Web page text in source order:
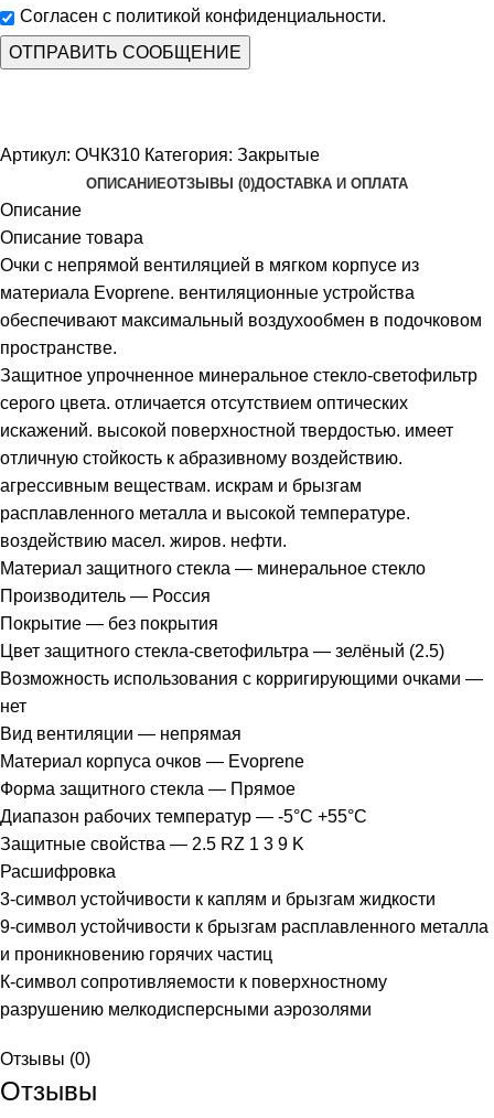
Согласен с политикой конфиденциальности.
Артикул: ОЧК310 Категория: Закрытые
ОПИСАНИЕОТЗЫВЫ (0)ДОСТАВКА И ОПЛАТА
Описание
Описание товара
Очки с непрямой вентиляцией в мягком корпусе из
материала Evoprene. вентиляционные устройства
обеспечивают максимальный воздухообмен в подочковом
пространстве.
Защитное упрочненное минеральное стекло-светофильтр
серого цвета. отличается отсутствием оптических
искажений. высокой поверхностной твердостью. имеет
отличную стойкость к абразивному воздействию.
агрессивным веществам. искрам и брызгам
расплавленного металла и высокой температуре.
воздействию масел. жиров. нефти.
Материал защитного стекла — минеральное стекло
Производитель — Россия
Покрытие — без покрытия
Цвет защитного стекла-светофильтра — зелёный (2.5)
Возможность использования с корригирующими очками —
нет
Вид вентиляции — непрямая
Материал корпуса очков — Evoprene
Форма защитного стекла — Прямое
Диапазон рабочих температур — -5°C +55°C
Защитные свойства — 2.5 RZ 1 3 9 K
Расшифровка
3-символ устойчивости к каплям и брызгам жидкости
9-символ устойчивости к брызгам расплавленного металла
и проникновению горячих частиц
К-символ сопротивляемости к поверхностному
разрушению мелкодисперсными аэрозолями
Отзывы (0)
Отзывы